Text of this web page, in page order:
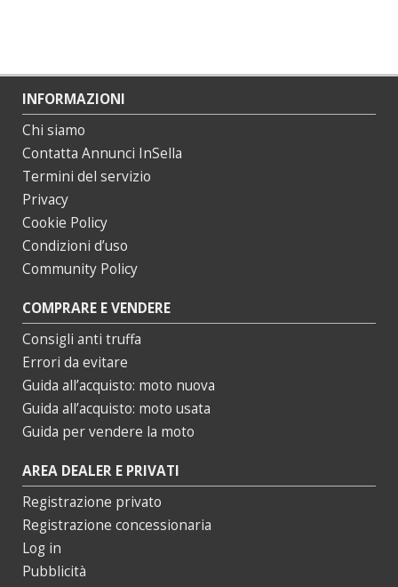
INFORMAZIONI
Chi siamo
Contatta Annunci InSella
Termini del servizio
Privacy
Cookie Policy
Condizioni d’uso
Community Policy
COMPRARE E VENDERE
Consigli anti truffa
Errori da evitare
Guida all’acquisto: moto nuova
Guida all’acquisto: moto usata
Guida per vendere la moto
AREA DEALER E PRIVATI
Registrazione privato
Registrazione concessionaria
Log in
Pubblicità